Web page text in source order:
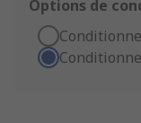
Options de